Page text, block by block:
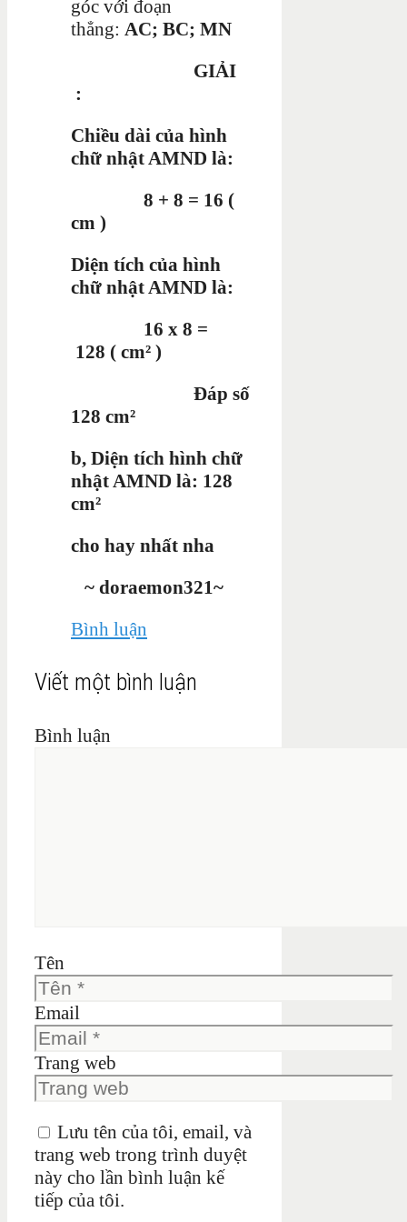
góc với đoạn
thẳng: AC; BC; MN
GIẢI
:
Chiều dài của hình
chữ nhật AMND là:
8 + 8 = 16 (
cm )
Diện tích của hình
chữ nhật AMND là:
16 x 8 =
128 ( cm² )
Đáp số
128 cm²
b, Diện tích hình chữ
nhật AMND là: 128
cm²
cho hay nhất nha
~ doraemon321~
Bình luận
Viết một bình luận
Bình luận
Tên
Email
Trang web
Lưu tên của tôi, email, và
trang web trong trình duyệt
này cho lần bình luận kế
tiếp của tôi.